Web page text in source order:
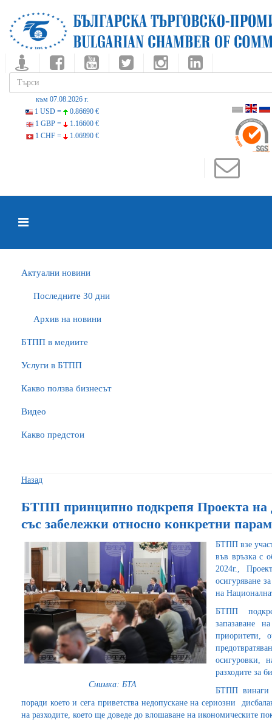
към 07.08.2026 г.
1 USD =
0.86690 €
1 GBP =
1.16600 €
1 CHF =
1.06990 €
Актуални новини
Последните 30 дни
Архив на новини
БTПП в медиите
Услуги в БТПП
Какво ползва бизнесът
Видео
Какво предстои
Назад
БТПП принципно подкрепя Проекта на
със забележки относно конкретни
Снимка: БТА
БТПП взе
във връзка с
2024г.,
осигуряване
на
БТПП
запазаване
приоритети,
осигуровки,
разходите за
БТПП винаги
поради което и сега приветства недопускане на сериозни
на разходите, което ще доведе до влошаване на икономическите